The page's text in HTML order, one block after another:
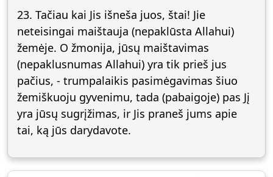
23. Tačiau kai Jis išneša juos, štai! Jie
neteisingai maištauja (nepaklūsta Allahui)
žemėje. O žmonija, jūsų maištavimas
(nepaklusnumas Allahui) yra tik prieš jus
pačius, - trumpalaikis pasimėgavimas šiuo
žemiškuoju gyvenimu, tada (pabaigoje) pas Jį
yra jūsų sugrįžimas, ir Jis praneš jums apie
tai, ką jūs darydavote.